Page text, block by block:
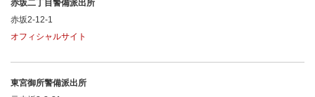
赤坂二丁目警備派出所
赤坂2-12-1
オフィシャルサイト
東宮御所警備派出所